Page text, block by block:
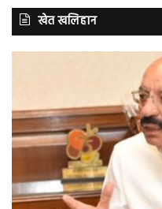
खेत खलिहान